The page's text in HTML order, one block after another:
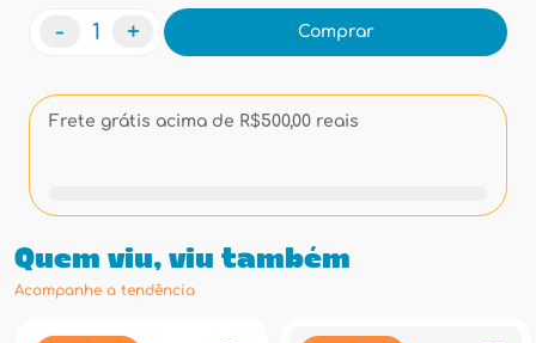
- + Comprar
Frete grátis acima de R$500,00 reais
Quem viu, viu também
Acompanhe a tendência